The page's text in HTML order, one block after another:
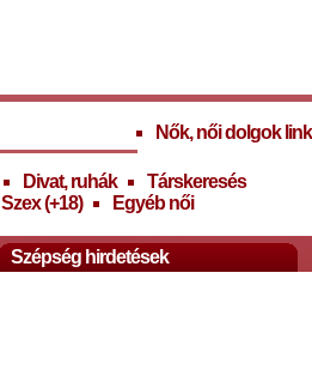
Nők, női dolgok
Divat, ruhák
Társkeresés
Szex (+18) Egyéb női
Szépség hirdetések